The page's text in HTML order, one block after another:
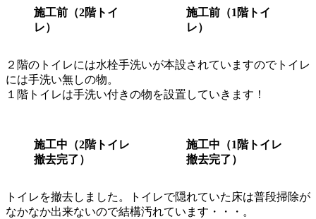
施工前（2階トイ
レ）
施工前（1階トイ
レ）
２階のトイレには水栓手洗いが本設されていますのでトイレ
には手洗い無しの物。
１階トイレは手洗い付きの物を設置していきます！
施工中（2階トイレ
撤去完了）
施工中（1階トイレ
撤去完了）
トイレを撤去しました。トイレで隠れていた床は普段掃除が
なかなか出来ないので結構汚れています・・・。